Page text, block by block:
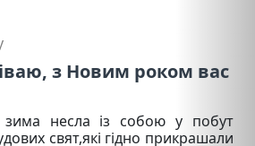
з Новим роком вас
зима несла із собою у побут
свят,які гідно прикрашали